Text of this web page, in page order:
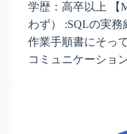
学歴：高卒以上 【
わず） :SQLの実務
作業手順書にそっ
コミュニケーショ